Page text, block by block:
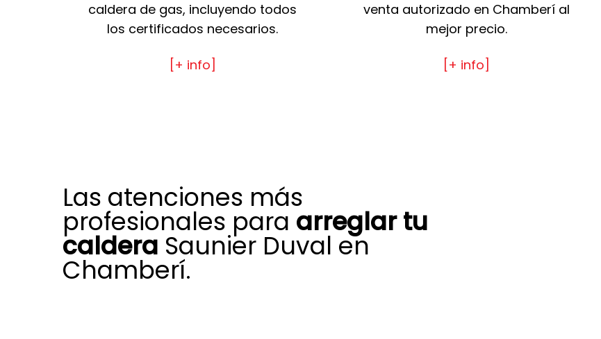
caldera de gas, incluyendo todos
los certificados necesarios.
[+ info]
venta autorizado en Chamberí al
mejor precio.
[+ info]
Las atenciones más
profesionales para arreglar tu
caldera Saunier Duval en
Chamberí.